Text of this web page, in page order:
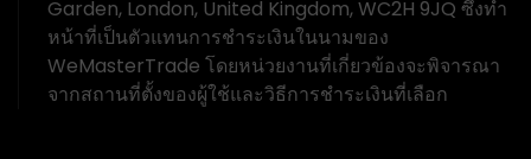
Garden, London, United Kingdom, WC2H 9JQ ซึ่งทำ
หน้าที่เป็นตัวแทนการชำระเงินในนามของ
WeMasterTrade โดยหน่วยงานที่เกี่ยวข้องจะพิจารณา
จากสถานที่ตั้งของผู้ใช้และวิธีการชำระเงินที่เลือก